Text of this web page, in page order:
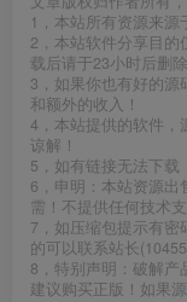
1，本站所有资源来源
2，本站软件分享目
载后请于23小时后删
3，如果你也有好的
和额外的收入！
4，本站提供的软件，
谅解！
5，如有链接无法下载
6，申明：本站资源出
需！不提供任何技术支
7，如压缩包提示有密
的可以联系站长
8，特别声明：破解产
建议购买正版！如果